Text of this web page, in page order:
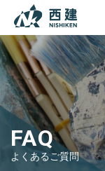
本文までスキップする
FAQ
よくあるご質問